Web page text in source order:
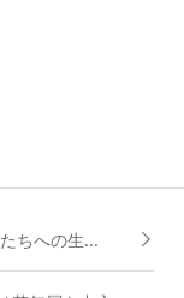
ちへの生...